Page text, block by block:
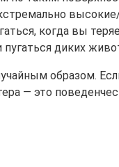
когда вы
диких
образом.
— это